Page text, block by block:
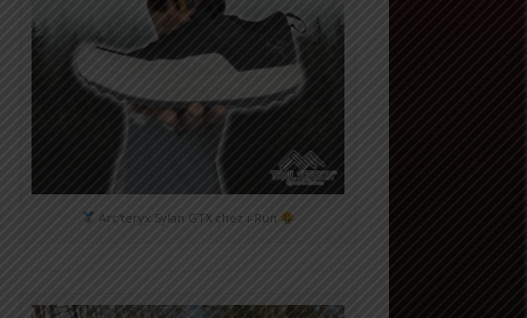
Arc'teryx Sylan GTX chez i-Run